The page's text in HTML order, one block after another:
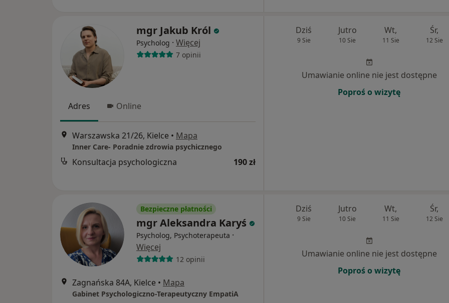
mgr Jakub Król
Psycholog · Więcej
7 opinii
Adres Online
Warszawska 21/26, Kielce • Mapa
Inner Care- Poradnie zdrowia psychicznego
Konsultacja psychologiczna 190 zł
Dziś
9 Sie
Jutro
10 Sie
Wt,
11 Sie
Śr,
12 Sie
Umawianie online nie jest dostępne
Poproś o wizytę
Bezpieczne płatności
mgr Aleksandra Karyś
Psycholog, Psychoterapeuta ·
Więcej
12 opinii
Zagnańska 84A, Kielce • Mapa
Gabinet Psychologiczno-Terapeutyczny EmpatiA
Dziś
9 Sie
Jutro
10 Sie
Wt,
11 Sie
Śr,
12 Sie
Umawianie online nie jest dostępne
Poproś o wizytę